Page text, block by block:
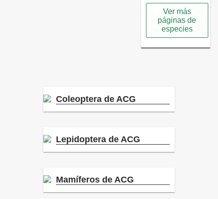
Ver más
páginas de
especies
Coleoptera de ACG
Lepidoptera de ACG
Mamíferos de ACG